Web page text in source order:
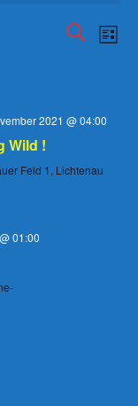
SucheListe
2021 @ 04:00
Wild !
Feld 1, Lichtenau
01:00